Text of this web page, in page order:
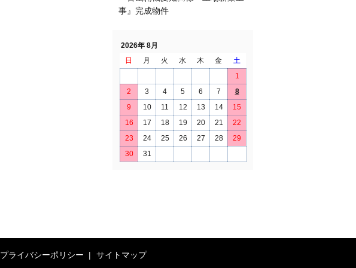
事』完成物件
2026年 8月
日
月 火 水 木 金
土
1
2
3 4 5 6 7
8
9
10 11 12 13 14
15
16
17 18 19 20 21
22
23
24 25 26 27 28
29
30
31
プライバシーポリシー
サイトマップ